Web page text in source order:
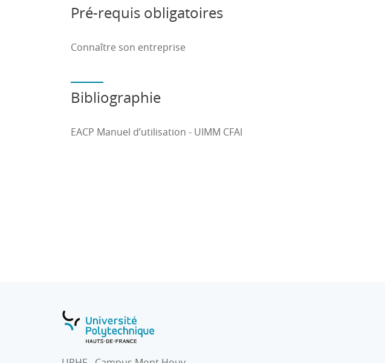
Pré-requis obligatoires
Connaître son entreprise
Bibliographie
EACP Manuel d’utilisation - UIMM CFAI